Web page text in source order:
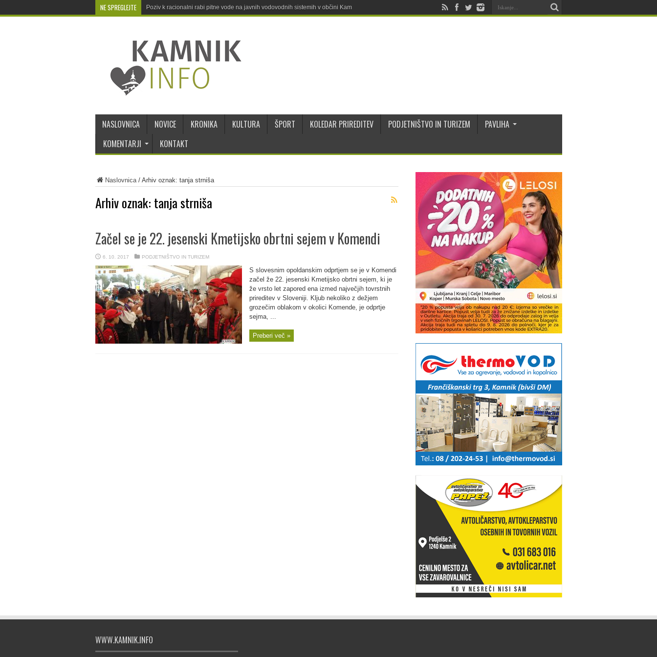
NE SPREGLEJTE Poziv k racionalni rabi pitne vode na javnih vodovodnih sistemih v občini Kamnik
NASLOVNICA NOVICE KRONIKA KULTURA ŠPORT KOLEDAR PRIREDITEV PODJETNIŠTVO IN TURIZEM
PAVLIHA
KOMENTARJI
KONTAKT
Naslovnica/ Arhiv oznak: tanja strniša
Arhiv oznak: tanja strniša
Začel se je 22. jesenski Kmetijsko obrtni sejem v Komendi
6. 10. 2017 PODJETNIŠTVO IN TURIZEM
S slovesnim opoldanskim odprtjem se je v Komendi
začel že 22. jesenski Kmetijsko obrtni sejem, ki je
že vrsto let zapored ena izmed največjih tovrstnih
prireditev v Sloveniji. Kljub nekoliko z dežjem
grozečim oblakom v okolici Komende, je odprtje
sejma, ...
Preberi več »
WWW.KAMNIK.INFO